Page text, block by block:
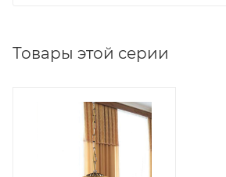
Товары этой серии